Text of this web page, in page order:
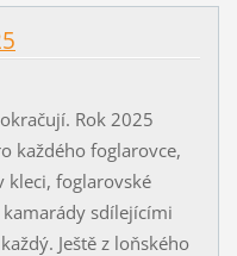
Rok 2025
každého foglarovce,
kleci, foglarovské
sdílejícími
Ještě z loňského